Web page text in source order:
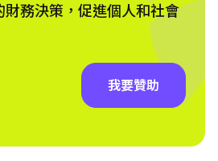
務決策，促進個人和社會
我要贊助